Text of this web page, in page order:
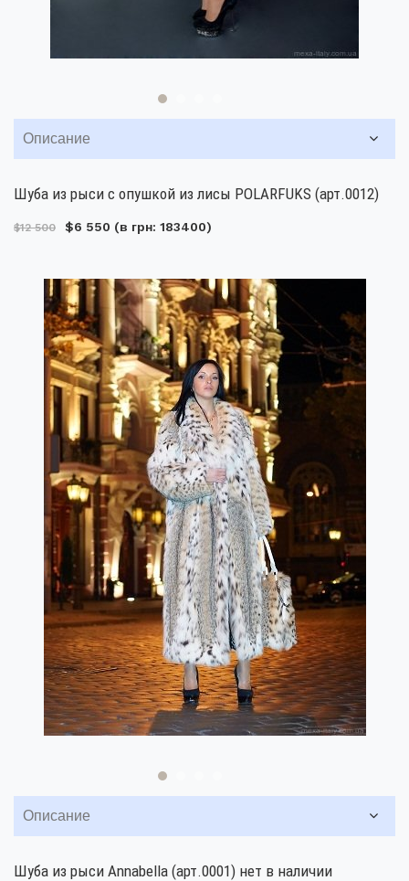
Описание
Шуба из рыси с опушкой из лисы POLARFUKS (арт.0012)
$12 500 $6 550 (в грн: 183400)
Описание
Шуба из рыси Annabella (арт.0001) нет в наличии